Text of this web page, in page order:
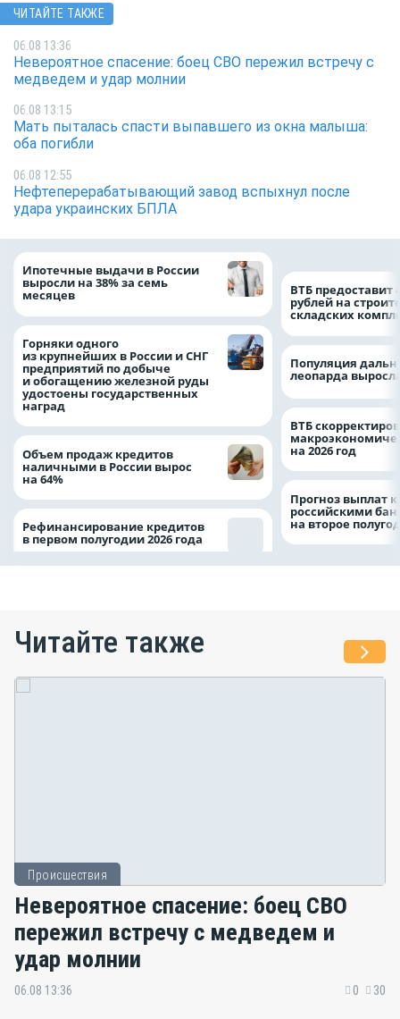
ЧИТАЙТЕ ТАКЖЕ
06.08 13:36
Невероятное спасение: боец СВО пережил встречу с
медведем и удар молнии
06.08 13:15
Мать пыталась спасти выпавшего из окна малыша:
оба погибли
06.08 12:55
Нефтеперерабатывающий завод вспыхнул после
удара украинских БПЛА
Ипотечные выдачи в России
выросли на 38% за семь
месяцев
Горняки одного
из крупнейших в России и СНГ
предприятий по добыче
и обогащению железной руды
удостоены государственных
наград
Объем продаж кредитов
наличными в России вырос
на 64%
Рефинансирование кредитов
в первом полугодии 2026 года
ВТБ предоставит
рублей на
складских
Популяция
леопарда
ВТБ
на 2026 год
Прогноз выплат
российскими
на второе
Читайте также
Происшествия
Невероятное спасение: боец СВО
пережил встречу с медведем и
удар молнии
06.08 13:36 0 30